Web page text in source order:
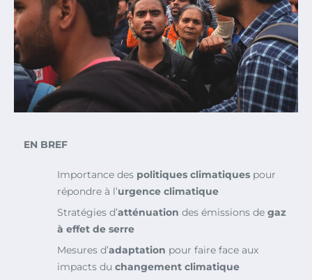
EN BREF
Importance des politiques climatiques pour
répondre à l’urgence climatique
Stratégies d’atténuation des émissions de gaz
à effet de serre
Mesures d’adaptation pour faire face aux
impacts du changement climatique